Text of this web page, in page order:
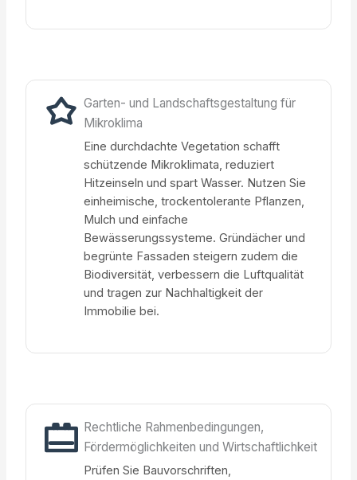
Garten- und Landschaftsgestaltung für
Mikroklima
Eine durchdachte Vegetation schafft
schützende Mikroklimata, reduziert
Hitzeinseln und spart Wasser. Nutzen Sie
einheimische, trockentolerante Pflanzen,
Mulch und einfache
Bewässerungssysteme. Gründächer und
begrünte Fassaden steigern zudem die
Biodiversität, verbessern die Luftqualität
und tragen zur Nachhaltigkeit der
Immobilie bei.
Rechtliche Rahmenbedingungen,
Fördermöglichkeiten und Wirtschaftlichkeit
Prüfen Sie Bauvorschriften,